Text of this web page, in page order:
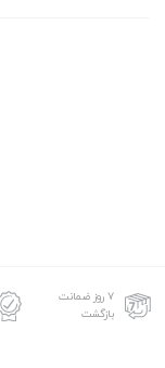
۷ روز ضمانت
بازگشت